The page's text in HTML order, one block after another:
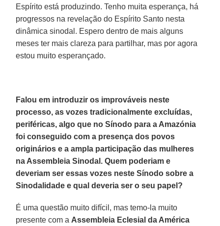
Espírito está produzindo. Tenho muita esperança, há
progressos na revelação do Espírito Santo nesta
dinâmica sinodal. Espero dentro de mais alguns
meses ter mais clareza para partilhar, mas por agora
estou muito esperançado.
Falou em introduzir os improváveis neste
processo, as vozes tradicionalmente excluídas,
periféricas, algo que no Sínodo para a Amazónia
foi conseguido com a presença dos povos
originários e a ampla participação das mulheres
na Assembleia Sinodal. Quem poderiam e
deveriam ser essas vozes neste Sínodo sobre a
Sinodalidade e qual deveria ser o seu papel?
É uma questão muito difícil, mas temo-la muito
presente com a Assembleia Eclesial da América